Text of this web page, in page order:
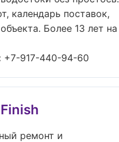
календарь поставок,
Более 13 лет на
+7-917-440-94-60
ремонт и